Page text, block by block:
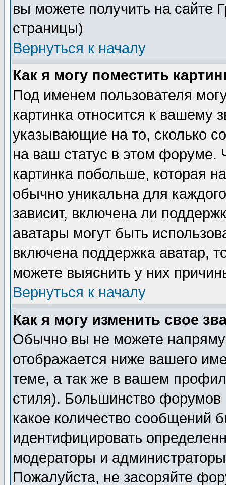
вы можете получить на сайте
страницы)
Вернуться к началу
Как я могу поместить
Под именем пользователя
картинка относится к вашему
указывающие на то, сколько
на ваш статус в этом форуме.
картинка побольше, которая
обычно уникальна для
зависит, включена ли
аватары могут быть
включена поддержка аватар,
можете выяснить у них
Вернуться к началу
Как я могу изменить свое
Обычно вы не можете
отображается ниже вашего
теме, а так же в вашем
стиля). Большинство форумов
какое количество сообщений
идентифицировать
модераторы и
Пожалуйста, не засоряйте